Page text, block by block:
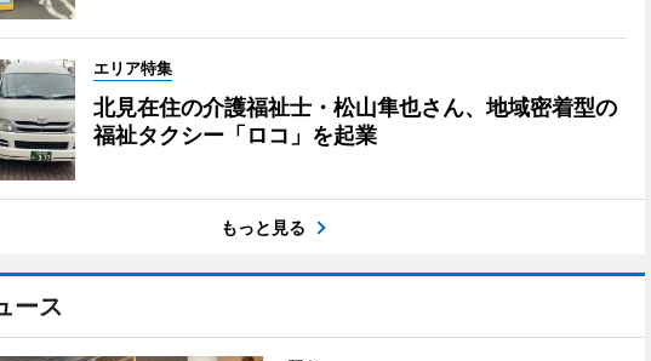
エリア特集
北見在住の介護福祉士・松山隼也さん、地域密着型の
福祉タクシー「ロコ」を起業
もっと見る
ース